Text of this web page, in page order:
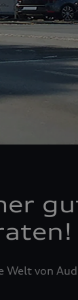
Welt von